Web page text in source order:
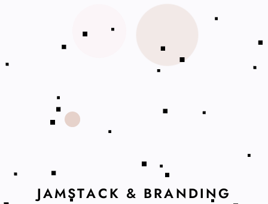
JAMSTACK & BRANDING